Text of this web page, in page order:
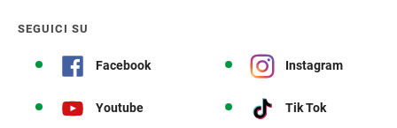
SEGUICI SU
Facebook Instagram
Youtube Tik Tok